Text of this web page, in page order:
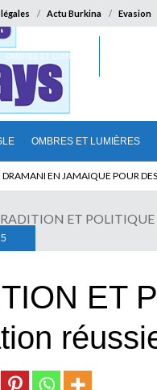
Actu Burkina Evasion
OMBRES ET LUMIÈRES
OMBRES ET LUMIÈRES
DE TALON A LA TETE DU
ET
ET